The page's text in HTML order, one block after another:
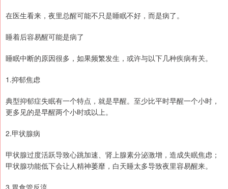
在医生看来，夜里总醒可能不只是睡眠不好，而是病了。
睡着后容易醒可能是病了
睡眠中断的原因很多，如果频繁发生，或许与以下几种疾病有关。
1.抑郁焦虑
典型抑郁症失眠有一个特点，就是早醒。至少比平时早醒一个小时，
更多见的是早醒两个小时或以上。
2.甲状腺病
甲状腺过度活跃导致心跳加速、肾上腺素分泌激增，造成失眠焦虑；
甲状腺功能低下会让人精神萎靡，白天睡太多导致夜里容易醒来。